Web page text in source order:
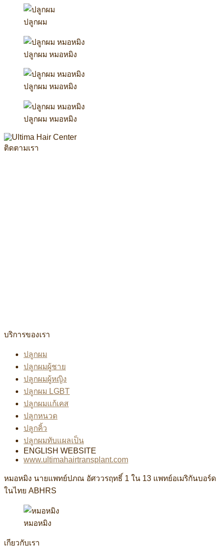
ปลูกผม
ปลูกผม หมอหมิง
ปลูกผม หมอหมิง
ปลูกผม หมอหมิง
ติดตามเรา
บริการของเรา
ปลูกผม
ปลูกผมผู้ชาย
ปลูกผมผู้หญิง
ปลูกผม LGBT
ปลูกผมแก้เคส
ปลูกหนวด
ปลูกคิ้ว
ปลูกผมทับแผลเป็น
ENGLISH WEBSITE
www.ultimahairtransplant.com
หมอหมิง นายแพทย์ปภณ อัศววรฤทธิ์ 1 ใน 13 แพทย์อเมริกันบอร์ด
ในไทย ABHRS
หมอหมิง
เกียวกับเรา